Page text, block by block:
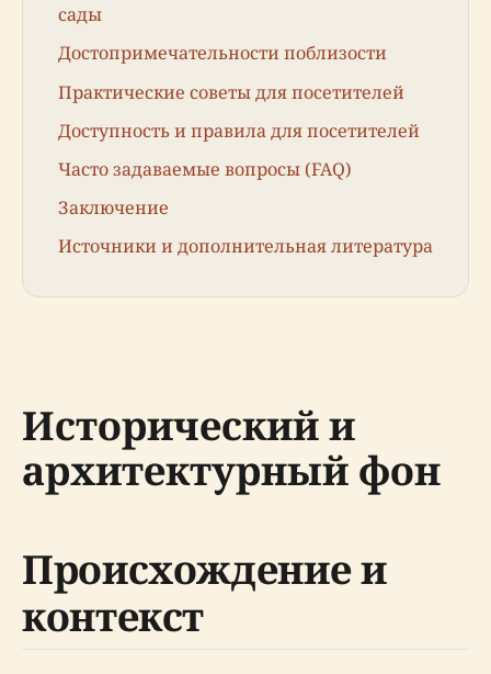
сады
Достопримечательности поблизости
Практические советы для посетителей
Доступность и правила для посетителей
Часто задаваемые вопросы (FAQ)
Заключение
Источники и дополнительная литература
Исторический и
архитектурный фон
Происхождение и
контекст